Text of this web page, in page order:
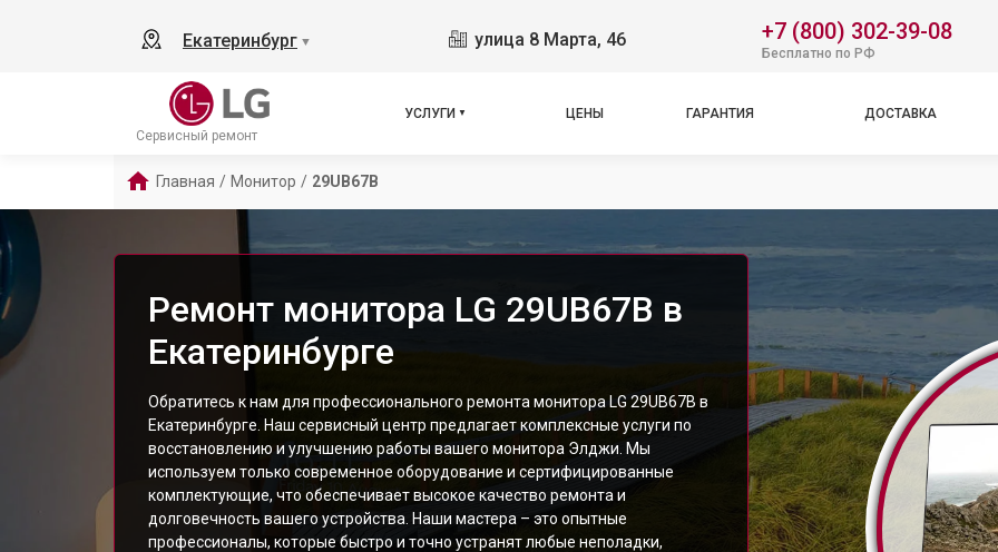
Екатеринбург ▼ улица 8 Марта, 46 +7 (800) 302-39-08
Бесплатно по РФ
Сервисный ремонт
УСЛУГИ ЦЕНЫ ГАРАНТИЯ ДОСТАВКА
Главная / Монитор / 29UB67B
Ремонт монитора LG 29UB67B в
Екатеринбурге
Обратитесь к нам для профессионального ремонта монитора LG 29UB67B в
Екатеринбурге. Наш сервисный центр предлагает комплексные услуги по
восстановлению и улучшению работы вашего монитора Элджи. Мы
используем только современное оборудование и сертифицированные
комплектующие, что обеспечивает высокое качество ремонта и
долговечность вашего устройства. Наши мастера – это опытные
профессионалы, которые быстро и точно устранят любые неполадки,